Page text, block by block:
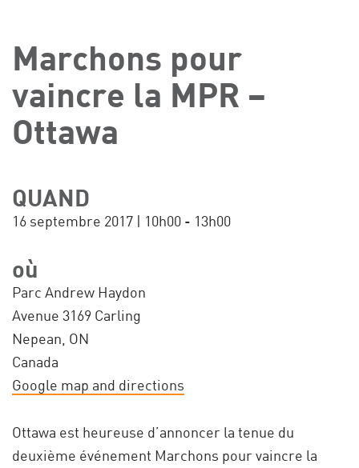
Marchons pour
vaincre la MPR –
Ottawa
QUAND
16 septembre 2017 | 10h00 - 13h00
où
Parc Andrew Haydon
Avenue 3169 Carling
Nepean, ON
Canada
Google map and directions
Ottawa est heureuse d’annoncer la tenue du
deuxième événement Marchons pour vaincre la